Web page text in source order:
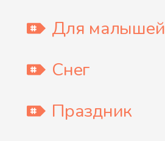
Для малышей
Снег
Праздник